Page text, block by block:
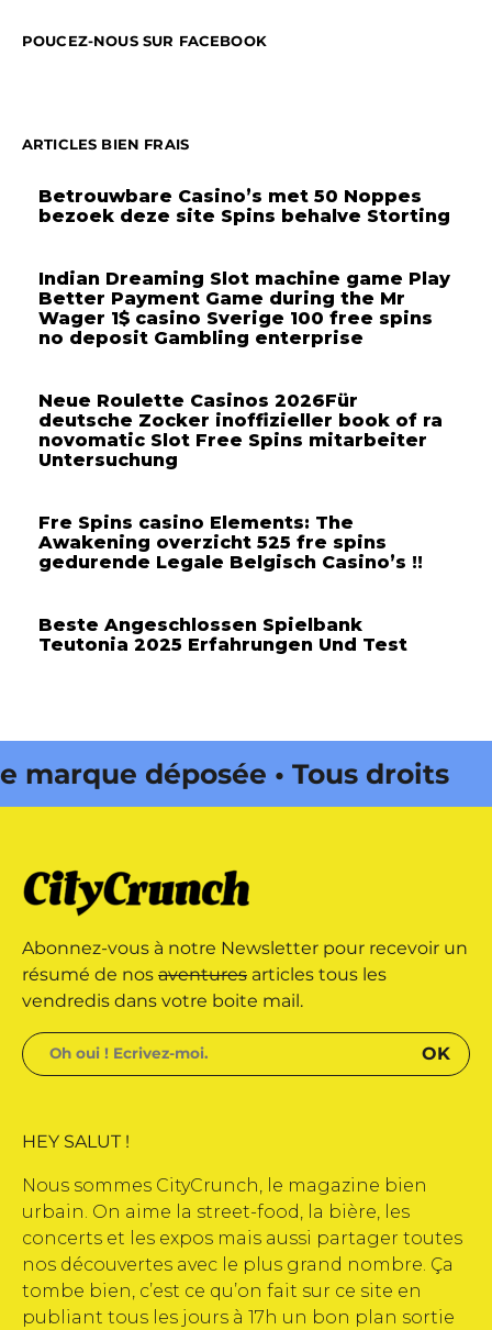
POUCEZ-NOUS SUR FACEBOOK
ARTICLES BIEN FRAIS
Betrouwbare Casino’s met 50 Noppes
bezoek deze site Spins behalve Storting
Indian Dreaming Slot machine game Play
Better Payment Game during the Mr
Wager 1$ casino Sverige 100 free spins
no deposit Gambling enterprise
Neue Roulette Casinos 2026Für
deutsche Zocker inoffizieller book of ra
novomatic Slot Free Spins mitarbeiter
Untersuchung
Fre Spins casino Elements: The
Awakening overzicht 525 fre spins
gedurende Legale Belgisch Casino’s !!
Beste Angeschlossen Spielbank
Teutonia 2025 Erfahrungen Und Test
déposée • Tous droits
déposée • Tous droits
par Buena Onda Web •
Abonnez-vous à notre Newsletter pour recevoir un
résumé de nos aventures articles tous les
vendredis dans votre boite mail.
HEY SALUT !
Nous sommes CityCrunch, le magazine bien
urbain. On aime la street-food, la bière, les
concerts et les expos mais aussi partager toutes
nos découvertes avec le plus grand nombre. Ça
tombe bien, c’est ce qu’on fait sur ce site en
publiant tous les jours à 17h un bon plan sortie